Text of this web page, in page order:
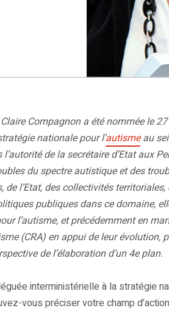
Compagnon a été nommée le
nationale pour l’autismeau
de la secrétaire d’Etat aux
du spectre autistique et des
l’Etat, des collectivités
publiques dans ce domaine,
l’autisme, et précédemment en
(CRA) en appui de leur évolution,
de l’élaboration d’un 4e plan.
interministérielle à la stratégie
vous préciser votre champ